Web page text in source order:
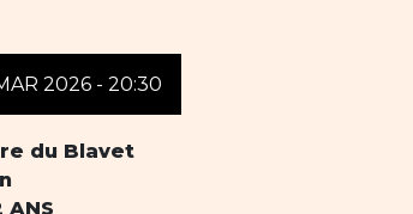
2026 - 20:30
du Blavet
ANS